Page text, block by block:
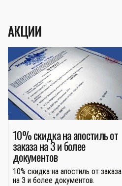
АКЦИИ
10% скидка на апостиль от
заказа на 3 и более
документов
10% скидка на апостиль от заказа
на 3 и более документов.